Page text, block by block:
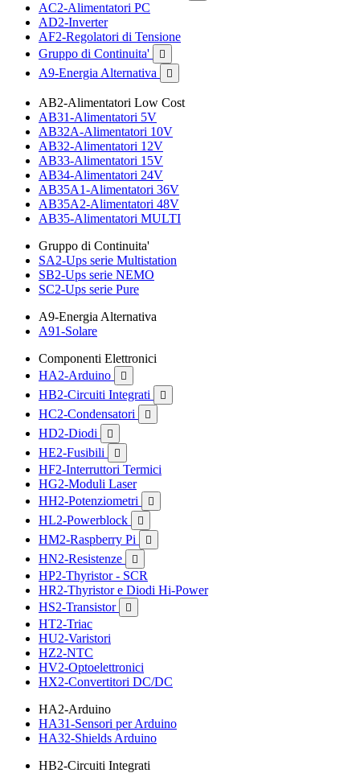
AC2-Alimentatori PC
AD2-Inverter
AF2-Regolatori di Tensione
Gruppo di Continuita'

A9-Energia Alternativa 
AB2-Alimentatori Low Cost
AB31-Alimentatori 5V
AB32A-Alimentatori 10V
AB32-Alimentatori 12V
AB33-Alimentatori 15V
AB34-Alimentatori 24V
AB35A1-Alimentatori 36V
AB35A2-Alimentatori 48V
AB35-Alimentatori MULTI
Gruppo di Continuita'
SA2-Ups serie Multistation
SB2-Ups serie NEMO
SC2-Ups serie Pure
A9-Energia Alternativa
A91-Solare
Componenti Elettronici
HA2-Arduino

HB2-Circuiti Integrati 
HC2-Condensatori 
HD2-Diodi 
HE2-Fusibili 
HF2-Interruttori Termici
HG2-Moduli Laser
HH2-Potenziometri

HL2-Powerblock 
HM2-Raspberry Pi 
HN2-Resistenze 
HP2-Thyristor - SCR
HR2-Thyristor e Diodi Hi-Power
HS2-Transistor

HT2-Triac
HU2-Varistori
HZ2-NTC
HV2-Optoelettronici
HX2-Convertitori DC/DC
HA2-Arduino
HA31-Sensori per Arduino
HA32-Shields Arduino
HB2-Circuiti Integrati